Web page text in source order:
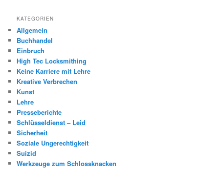
KATEGORIEN
Allgemein
Buchhandel
Einbruch
High Tec Locksmithing
Keine Karriere mit Lehre
Kreative Verbrechen
Kunst
Lehre
Presseberichte
Schlüsseldienst – Leid
Sicherheit
Soziale Ungerechtigkeit
Suizid
Werkzeuge zum Schlossknacken